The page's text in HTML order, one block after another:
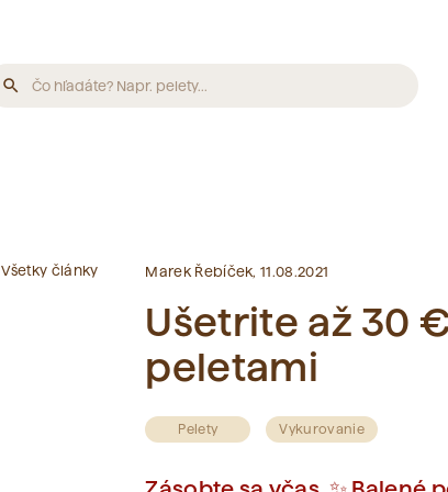
search
Neboli nájdené žiadne články.
Slovník pojmov
Všetky články Marek Řebíček, 11.08.2021
Ušetrite až 30
peletami
Pelety Vykurovanie